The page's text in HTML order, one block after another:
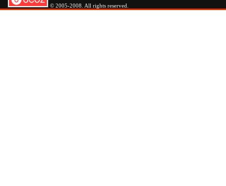
© 2005-2008. All rights reserved.